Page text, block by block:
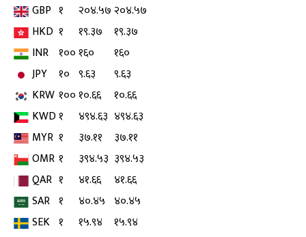
GBP १ २०४.५७ २०४.५७
HKD १ १९.३७
१९.३७
INR १००१६०
१६०
JPY
१० ९.६३
९.६३
KRW १००१०.६६
१०.६६
KWD१ ४९४.६३ ४९४.६३
MYR १ ३७.११
३७.११
OMR १ ३९४.५३ ३९४.५३
QAR १ ४१.६६
४१.६६
SAR १ ४०.४५ ४०.४५
SEK १ १५.९४
१५.९४